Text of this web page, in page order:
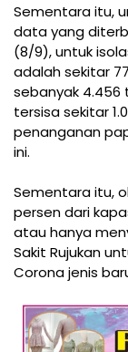
Sementara itu,
data yang
(8/9), untuk
adalah sekitar
sebanyak 4.456
tersisa sekitar
penanganan
ini.
Sementara itu,
persen dari
atau hanya
Sakit Rujukan
Corona jenis